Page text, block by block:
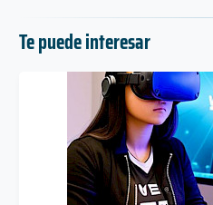
Te puede interesar